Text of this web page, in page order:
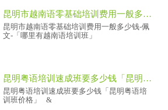
昆明市越南语零基础培训费用一般多少钱-佩文-「哪里有越南语培训班」
昆明市越南语零基础培训费用一般多少钱-佩
文-「哪里有越南语培训班」
昆明粤语培训速成班要多少钱「昆明粤语培训班价格」
昆明粤语培训速成班要多少钱「昆明粤语培
训班价格」 &